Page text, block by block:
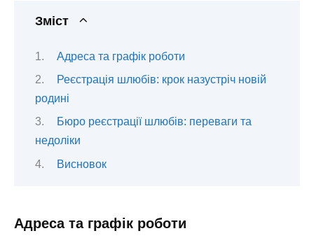
Зміст
Адреса та графік роботи
Реєстрація шлюбів: крок назустріч новій
родині
Бюро реєстрації шлюбів: переваги та
недоліки
Висновок
Адреса та графік роботи